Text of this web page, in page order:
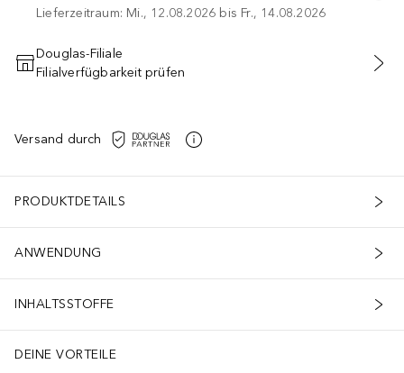
Lieferzeitraum: Mi., 12.08.2026 bis Fr., 14.08.2026
IN DEN WARENKORB
Douglas-Filiale
Filialverfügbarkeit prüfen
Versand durch
PRODUKTDETAILS
ANWENDUNG
INHALTSSTOFFE
DEINE VORTEILE